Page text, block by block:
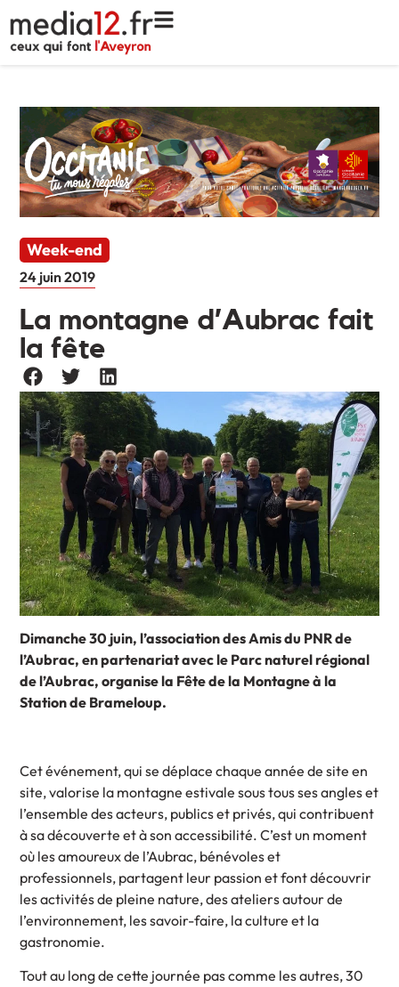
Week-end
24 juin 2019
La montagne d’Aubrac fait
la fête
Dimanche 30 juin, l’association des Amis du PNR de
l’Aubrac, en partenariat avec le Parcnaturel régional
de l’Aubrac, organise la Fête de la Montagne à la
Station de Brameloup.
Cet événement, qui se déplace chaque année de site en
site, valorise la montagne estivale sous tous ses angles et
l’ensemble des acteurs, publics et privés, qui contribuent
à sa découverte et à son accessibilité. C’est un moment
où les amoureux de l’Aubrac, bénévoles et
professionnels, partagent leur passion et font découvrir
les activités de pleine nature, des ateliers autour de
l’environnement, les savoir-faire, la culture et la
gastronomie.
Tout au long de cette journée pas comme les autres, 30